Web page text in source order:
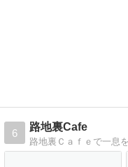
6
路地裏Cafe